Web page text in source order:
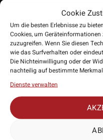
Cookie
Um die besten Erlebnisse zu
Cookies, um
zuzugreifen. Wenn Sie diesen
wie das Surfverhalten oder
Die Nichteinwilligung oder der
nachteilig auf bestimmte
Dienste verwalten
Target Wechsel
DasSchraubsystemvon
die Spitzen innerhalb
patentierte Technologie
Spitzen, die dennoch
bevorzugst – dieses
dein Spiel nach